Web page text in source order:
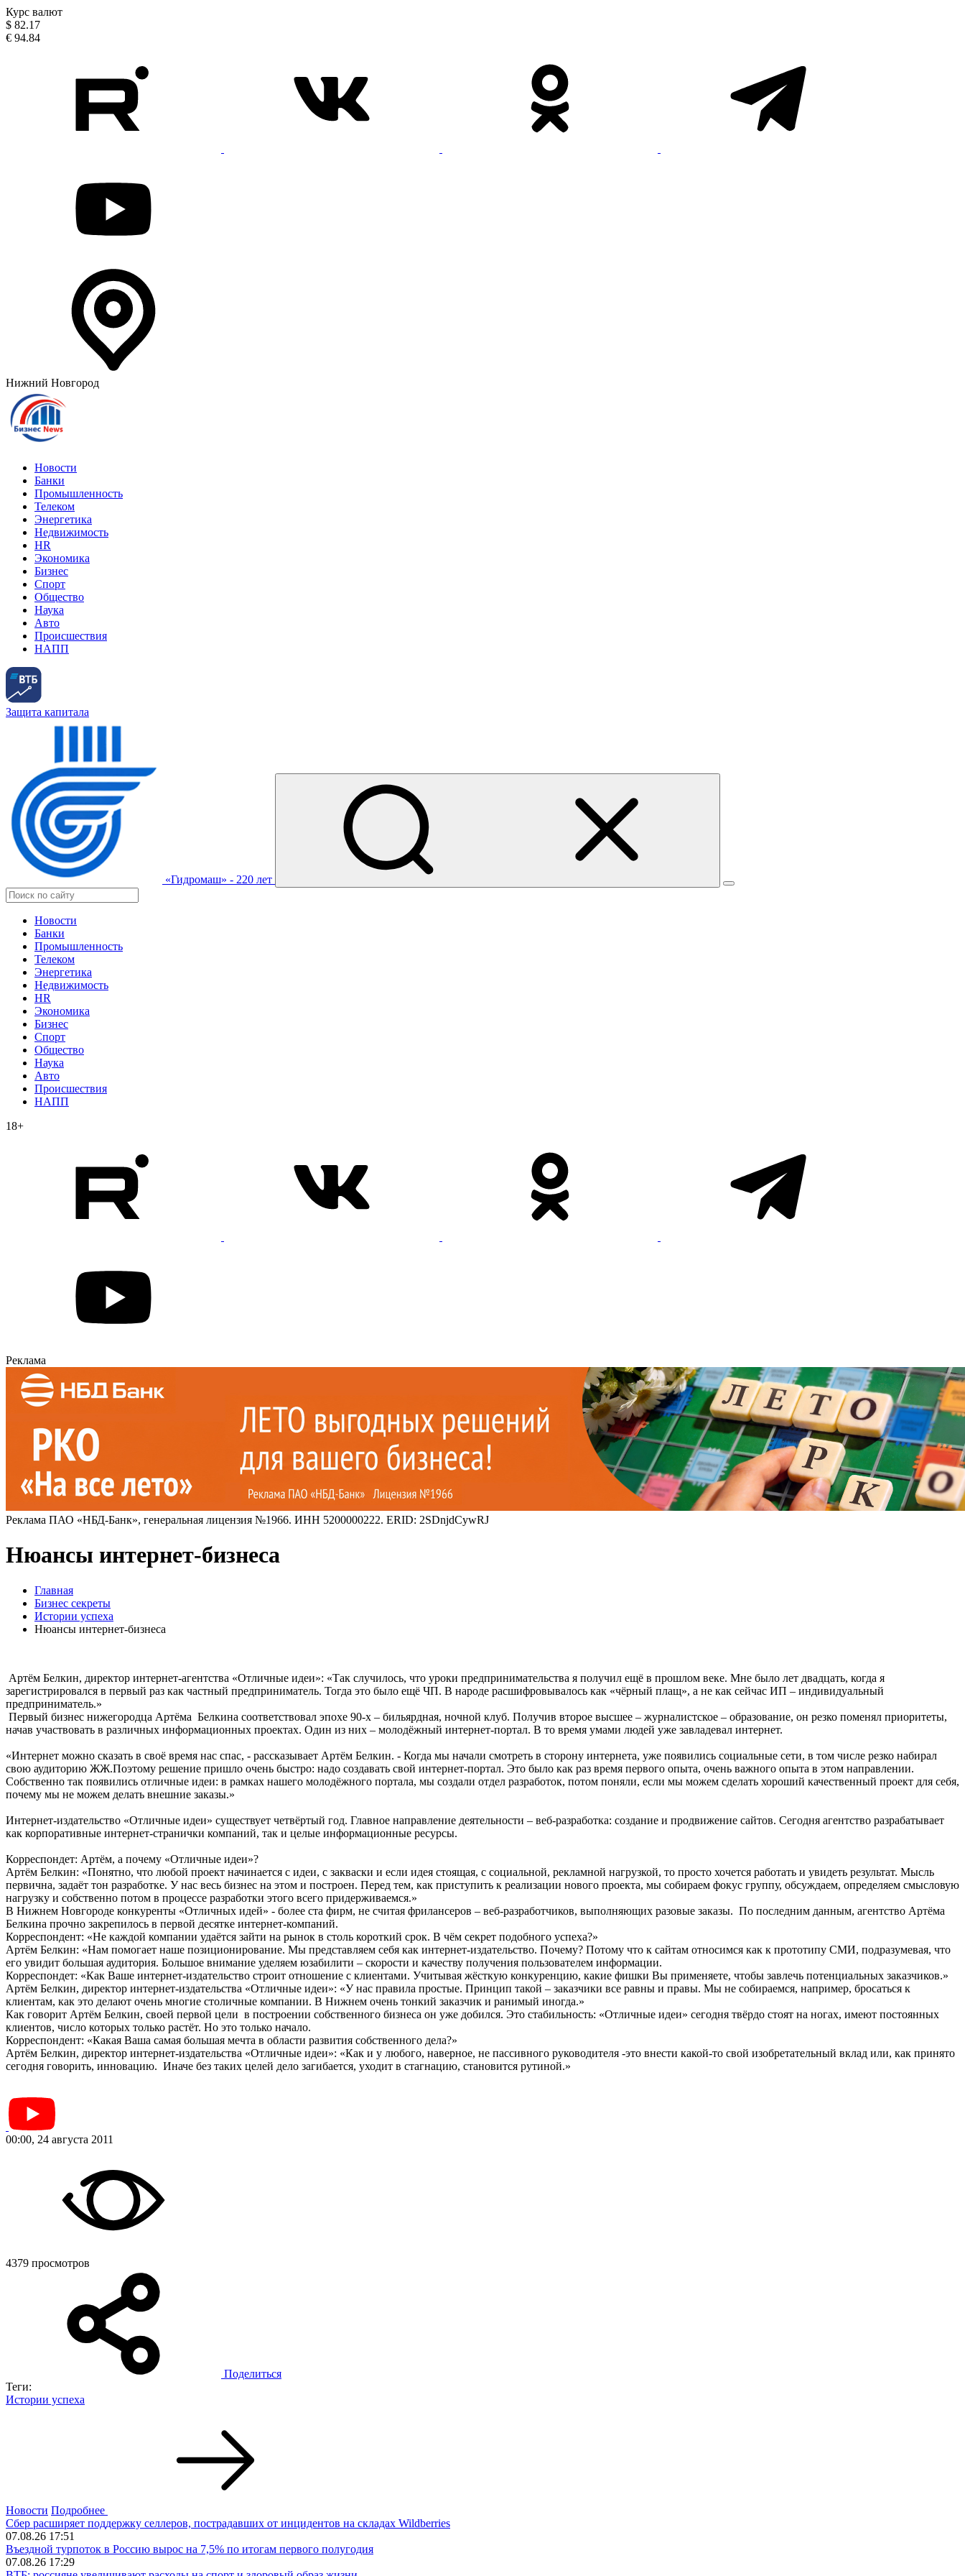
Курс валют
$ 82.17
€ 94.84
Нижний Новгород
Новости
Банки
Промышленность
Телеком
Энергетика
Недвижимость
HR
Экономика
Бизнес
Спорт
Общество
Наука
Авто
Происшествия
НАПП
Защита капитала
«Гидромаш» - 220 лет
Новости
Банки
Промышленность
Телеком
Энергетика
Недвижимость
HR
Экономика
Бизнес
Спорт
Общество
Наука
Авто
Происшествия
НАПП
18+
Реклама
Реклама ПАО «НБД-Банк», генеральная лицензия №1966. ИНН 5200000222. ERID: 2SDnjdCywRJ
Нюансы интернет-бизнеса
Главная
Бизнес секреты
Истории успеха
Нюансы интернет-бизнеса
Артём Белкин, директор интернет-агентства «Отличные идеи»: «Так случилось, что уроки предпринимательства я получил ещё в прошлом веке. Мне было лет двадцать, когда я
зарегистрировался в первый раз как частный предприниматель. Тогда это было ещё ЧП. В народе расшифровывалось как «чёрный плащ», а не как сейчас ИП – индивидуальный
предприниматель.»
Первый бизнес нижегородца Артёма Белкина соответствовал эпохе 90-х – бильярдная, ночной клуб. Получив второе высшее – журналистское – образование, он резко поменял приоритеты,
начав участвовать в различных информационных проектах. Один из них – молодёжный интернет-портал. В то время умами людей уже завладевал интернет.
«Интернет можно сказать в своё время нас спас, - рассказывает Артём Белкин. - Когда мы начали смотреть в сторону интернета, уже появились социальные сети, в том числе резко набирал
свою аудиторию ЖЖ.Поэтому решение пришло очень быстро: надо создавать свой интернет-портал. Это было как раз время первого опыта, очень важного опыта в этом направлении.
Собственно так появились отличные идеи: в рамках нашего молодёжного портала, мы создали отдел разработок, потом поняли, если мы можем сделать хороший качественный проект для себя,
почему мы не можем делать внешние заказы.»
Интернет-издательство «Отличные идеи» существует четвёртый год. Главное направление деятельности – веб-разработка: создание и продвижение сайтов. Сегодня агентство разрабатывает
как корпоративные интернет-странички компаний, так и целые информационные ресурсы.
Корреспондет: Артём, а почему «Отличные идеи»?
Артём Белкин: «Понятно, что любой проект начинается с идеи, с закваски и если идея стоящая, с социальной, рекламной нагрузкой, то просто хочется работать и увидеть результат. Мысль
первична, задаёт тон разработке. У нас весь бизнес на этом и построен. Перед тем, как приступить к реализации нового проекта, мы собираем фокус группу, обсуждаем, определяем смысловую
нагрузку и собственно потом в процессе разработки этого всего придерживаемся.»
В Нижнем Новгороде конкуренты «Отличных идей» - более ста фирм, не считая фрилансеров – веб-разработчиков, выполняющих разовые заказы. По последним данным, агентство Артёма
Белкина прочно закрепилось в первой десятке интернет-компаний.
Корреспондент: «Не каждой компании удаётся зайти на рынок в столь короткий срок. В чём секрет подобного успеха?»
Артём Белкин: «Нам помогает наше позиционирование. Мы представляем себя как интернет-издательство. Почему? Потому что к сайтам относимся как к прототипу СМИ, подразумевая, что
его увидит большая аудитория. Большое внимание уделяем юзабилити – скорости и качеству получения пользователем информации.
Корреспондет: «Как Ваше интернет-издательство строит отношение с клиентами. Учитывая жёсткую конкуренцию, какие фишки Вы применяете, чтобы завлечь потенциальных заказчиков.»
Артём Белкин, директор интернет-издательства «Отличные идеи»: «У нас правила простые. Принцип такой – заказчики все равны и правы. Мы не собираемся, например, бросаться к
клиентам, как это делают очень многие столичные компании. В Нижнем очень тонкий заказчик и ранимый иногда.»
Как говорит Артём Белкин, своей первой цели в построении собственного бизнеса он уже добился. Это стабильность: «Отличные идеи» сегодня твёрдо стоят на ногах, имеют постоянных
клиентов, число которых только растёт. Но это только начало.
Корреспондент: «Какая Ваша самая большая мечта в области развития собственного дела?»
Артём Белкин, директор интернет-издательства «Отличные идеи»: «Как и у любого, наверное, не пассивного руководителя -это внести какой-то свой изобретательный вклад или, как принято
сегодня говорить, инновацию. Иначе без таких целей дело загибается, уходит в стагнацию, становится рутиной.»
00:00, 24 августа 2011
4379 просмотров
Поделиться
Теги:
Истории успеха
Новости Подробнее
Сбер расширяет поддержку селлеров, пострадавших от инцидентов на складах Wildberries
07.08.26 17:51
Въездной турпоток в Россию вырос на 7,5% по итогам первого полугодия
07.08.26 17:29